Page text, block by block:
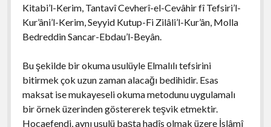
Kitabi’l-Kerim, Tantavî Cevherî-el-Cevâhir fî Tefsiri’l-
Kur’âni’l-Kerim, Seyyid Kutup-Fi Zilâli’l-Kur’ân, Molla
Bedreddin Sancar-Ebdau’l-Beyân.
Bu şekilde bir okuma usulüyle Elmalılı tefsirini
bitirmek çok uzun zaman alacağı bedihidir. Esas
maksat ise mukayeseli okuma metodunu uygulamalı
bir örnek üzerinden göstererek teşvik etmektir.
Hocaefendi, aynı usulü başta hadîs olmak üzere İslâmî